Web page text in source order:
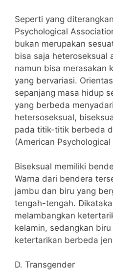
Seperti yang
Psychological
bukan merupakan
bisa saja heteroseksual
namun bisa merasakan
yang bervariasi.
sepanjang masa hidup
yang berbeda
hetersoseksual,
pada titik-titik berbeda
(American
Biseksual memiliki
Warna dari bendera
jambu dan biru yang
tengah-tengah.
melambangkan
kelamin, sedangkan
ketertarikan berbeda
D. Transgender